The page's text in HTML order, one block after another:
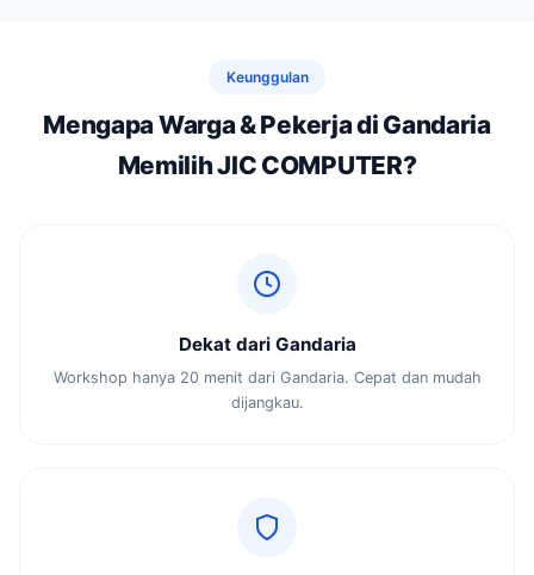
Keunggulan
Mengapa Warga & Pekerja di Gandaria
Memilih JIC COMPUTER?
Dekat dari Gandaria
Workshop hanya 20 menit dari Gandaria. Cepat dan mudah
dijangkau.